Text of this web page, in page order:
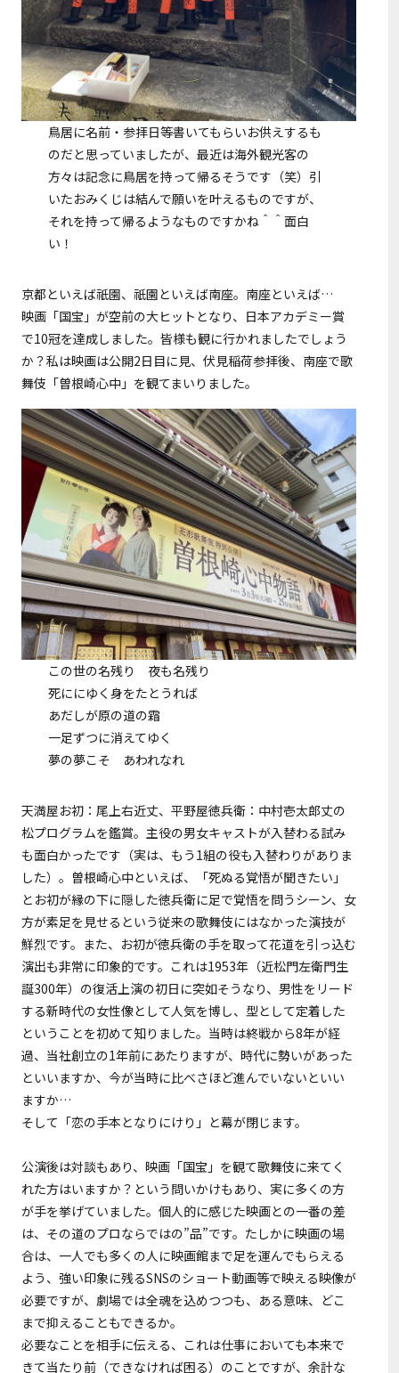
鳥居に名前・参拝日等書いてもらいお供えするも
のだと思っていましたが、最近は海外観光客の
方々は記念に鳥居を持って帰るそうです（笑）引
いたおみくじは結んで願いを叶えるものですが、
それを持って帰るようなものですかね＾＾面白
い！
京都といえば祇園、祇園といえば南座。南座といえば…
映画「国宝」が空前の大ヒットとなり、日本アカデミー賞
で10冠を達成しました。皆様も観に行かれましたでしょう
か？私は映画は公開2日目に見、伏見稲荷参拝後、南座で歌
舞伎「曽根崎心中」を観てまいりました。
この世の名残り 夜も名残り
死ににゆく身をたとうれば
あだしが原の道の霜
一足ずつに消えてゆく
夢の夢こそ あわれなれ
天満屋お初：尾上右近丈、平野屋徳兵衛：中村壱太郎丈の
松プログラムを鑑賞。主役の男女キャストが入替わる試み
も面白かったです（実は、もう1組の役も入替わりがありま
した）。曽根崎心中といえば、「死ぬる覚悟が聞きたい」
とお初が縁の下に隠した徳兵衛に足で覚悟を問うシーン、女
方が素足を見せるという従来の歌舞伎にはなかった演技が
鮮烈です。また、お初が徳兵衛の手を取って花道を引っ込む
演出も非常に印象的です。これは1953年（近松門左衛門生
誕300年）の復活上演の初日に突如そうなり、男性をリード
する新時代の女性像として人気を博し、型として定着した
ということを初めて知りました。当時は終戦から8年が経
過、当社創立の1年前にあたりますが、時代に勢いがあった
といいますか、今が当時に比べさほど進んでいないといい
ますか…
そして「恋の手本となりにけり」と幕が閉じます。
公演後は対談もあり、映画「国宝」を観て歌舞伎に来てく
れた方はいますか？という問いかけもあり、実に多くの方
が手を挙げていました。個人的に感じた映画との一番の差
は、その道のプロならではの”品”です。たしかに映画の場
合は、一人でも多くの人に映画館まで足を運んでもらえる
よう、強い印象に残るSNSのショート動画等で映える映像が
必要ですが、劇場では全魂を込めつつも、ある意味、どこ
まで抑えることもできるか。
必要なことを相手に伝える、これは仕事においても本来で
きて当たり前（できなければ困る）のことですが、余計な